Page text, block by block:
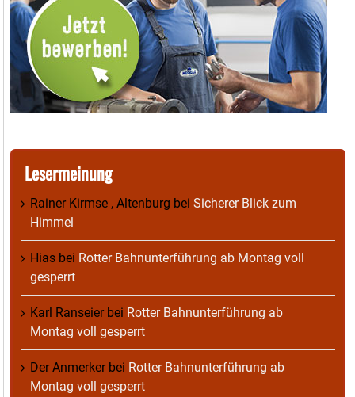
Lesermeinung
Rainer Kirmse , Altenburg bei Sicherer Blick zum
Himmel
Hias bei Rotter Bahnunterführung ab Montag voll
gesperrt
Karl Ranseierbei Rotter Bahnunterführung ab
Montag voll gesperrt
Der Anmerkerbei Rotter Bahnunterführung ab
Montag voll gesperrt